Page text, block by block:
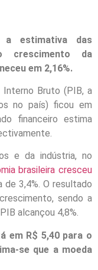
a estimativa das
crescimento da
em 2,16%.
Interno Bruto (PIB, a
no país) ficou em
financeiro estima
e da indústria, no
brasileira cresceu
3,4%. O resultado
sendo a
alcançou 4,8%.
em R$ 5,40 para o
se que a moeda